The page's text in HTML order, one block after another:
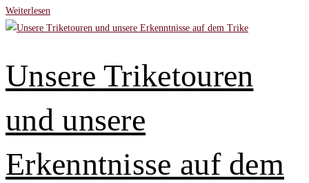
Weiterlesen
im
Was
was
fake?
Unsere Triketouren
und unsere
Erkenntnisse auf dem